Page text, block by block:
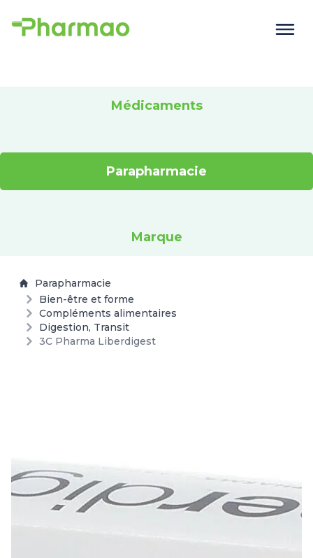
Médicaments
Parapharmacie
Marque
Parapharmacie
Bien-être et forme
Compléments alimentaires
Digestion, Transit
3C Pharma Liberdigest